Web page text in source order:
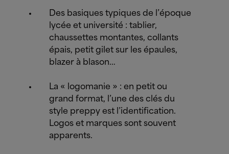
Des basiques typiques de l’époque
lycée et université : tablier,
chaussettes montantes, collants
épais, petit gilet sur les épaules,
blazer à blason…
La « logomanie » : en petit ou
grand format, l’une des clés du
style preppy est l’identification.
Logos et marques sont souvent
apparents.